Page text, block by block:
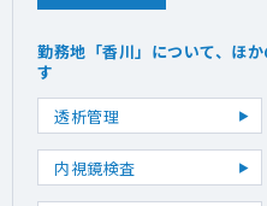
勤務地「香川」について、ほ
す
透析管理
内視鏡検査